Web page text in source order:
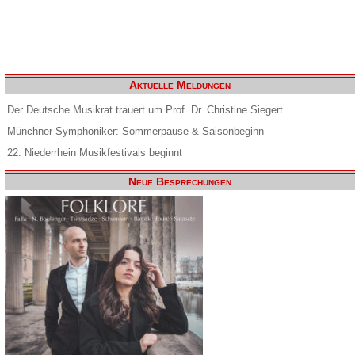
Aktuelle Meldungen
Der Deutsche Musikrat trauert um Prof. Dr. Christine Siegert
Münchner Symphoniker: Sommerpause & Saisonbeginn
22. Niederrhein Musikfestivals beginnt
Neue Besprechungen